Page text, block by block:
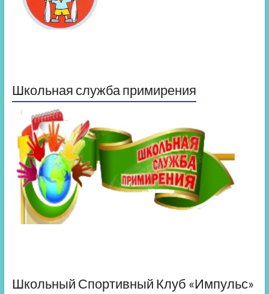
Школьная служба примирения
Школьный Спортивный Клуб «Импульс»